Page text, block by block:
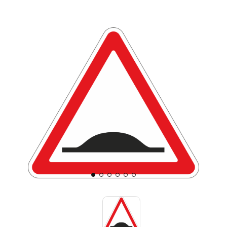
Светодиодные дорожные знаки
Дорожные знаки с внутренней подсветкой
Заградительные светодиодные знаки
Передвижные заградительные знаки
Опоры дорожных знаков (Стойки)
Крепления для дорожных знаков (Хомуты)
Светодиодные знаки на солнечной